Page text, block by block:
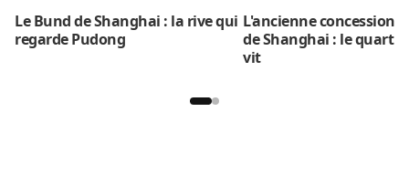
Le Bund de Shanghai : la rive qui
regarde Pudong
L'ancienne concession
de Shanghai : le
vit